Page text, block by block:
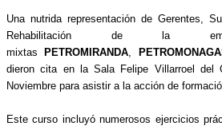
Una nutrida representación de Gerentes,
Rehabilitación de la
mixtas PETROMIRANDA
dieron cita en la Sala Felipe Villarroel
Noviembre para asistir a la acción de
Este curso incluyó numerosos ejercicios